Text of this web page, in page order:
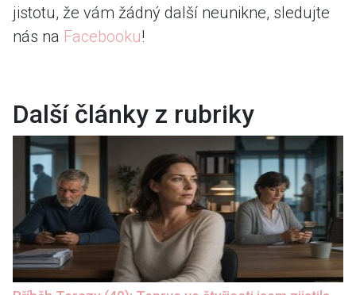
jistotu, že vám žádný další neunikne, sledujte
nás na Facebooku!
Další články z rubriky